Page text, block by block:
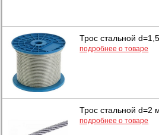
Трос стальной
подробнее о товаре
Трос стальной d=2
подробнее о товаре